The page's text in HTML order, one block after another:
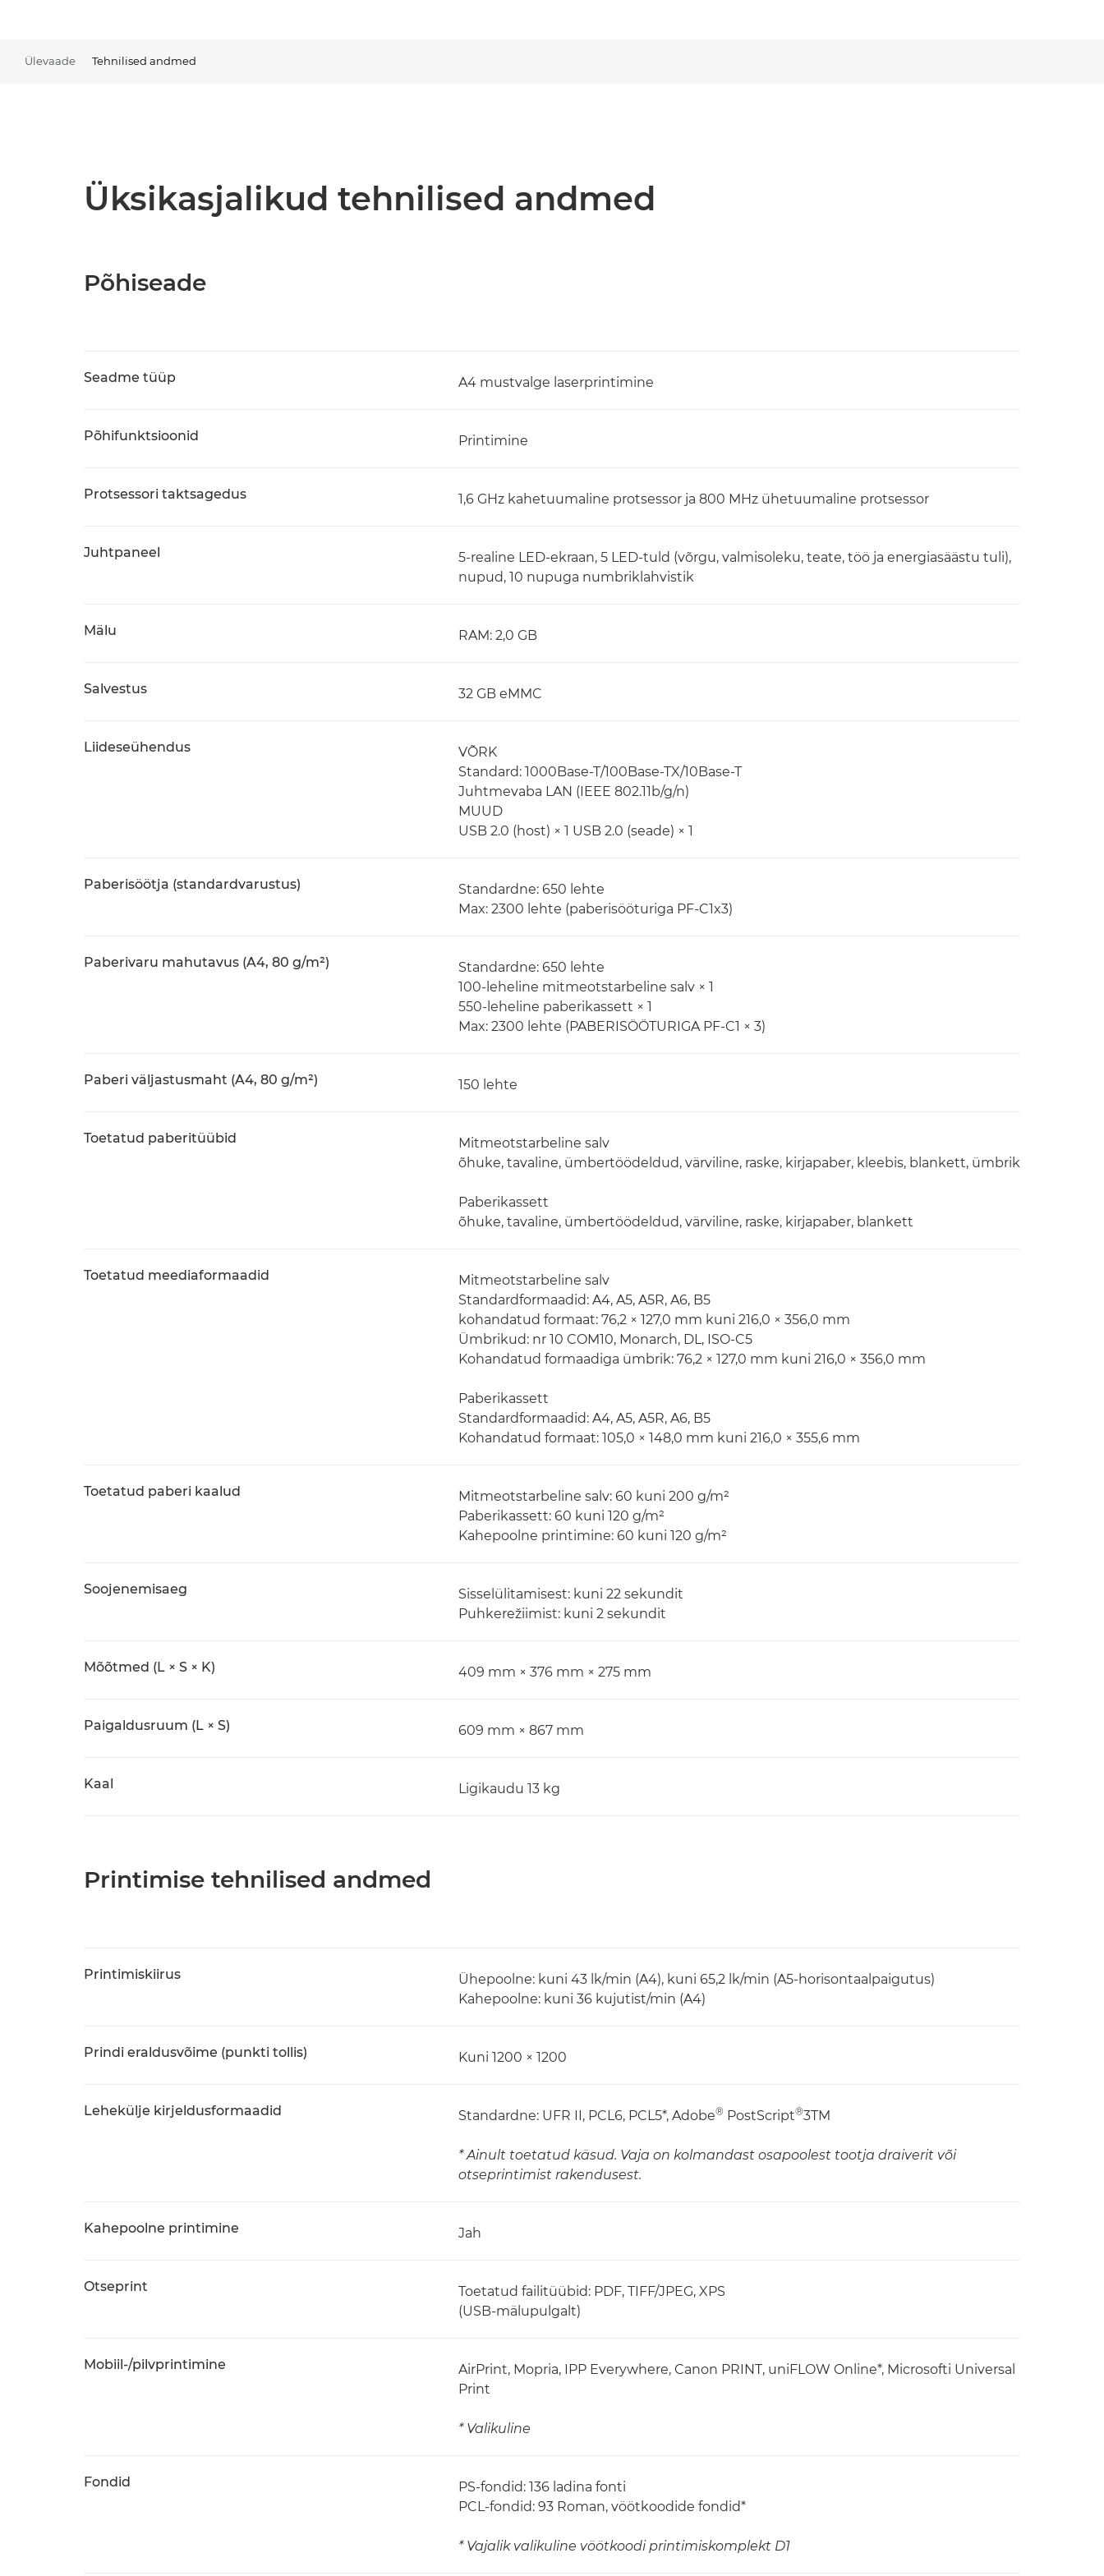
Ülevaade Tehnilised andmed
Üksikasjalikud tehnilised andmed
Põhiseade
Seadme tüüp A4 mustvalge laserprintimine
Põhifunktsioonid Printimine
Protsessori taktsagedus 1,6 GHz kahetuumaline protsessor ja 800 MHz ühetuumaline protsessor
Juhtpaneel
5-realine LED-ekraan, 5 LED-tuld (võrgu, valmisoleku, teate, töö ja energiasäästu tuli),
nupud, 10 nupuga numbriklahvistik
Mälu RAM: 2,0 GB
Salvestus 32 GB eMMC
Liideseühendus
VÕRK
Standard: 1000Base-T/100Base-TX/10Base-T
Juhtmevaba LAN (IEEE 802.11b/g/n)
MUUD
USB 2.0 (host) × 1 USB 2.0 (seade) × 1
Paberisöötja (standardvarustus)
Standardne: 650 lehte
Max: 2300 lehte (paberisööturiga PF-C1x3)
Paberivaru mahutavus (A4, 80 g/m²)
Standardne: 650 lehte
100-leheline mitmeotstarbeline salv × 1
550-leheline paberikassett × 1
Max: 2300 lehte (PABERISÖÖTURIGA PF-C1 × 3)
Paberi väljastusmaht (A4, 80 g/m²) 150 lehte
Toetatud paberitüübid
Mitmeotstarbeline salv
õhuke, tavaline, ümbertöödeldud, värviline, raske, kirjapaber, kleebis, blankett, ümbrik
Paberikassett
õhuke, tavaline, ümbertöödeldud, värviline, raske, kirjapaber, blankett
Toetatud meediaformaadid
Mitmeotstarbeline salv
Standardformaadid: A4, A5, A5R, A6, B5
kohandatud formaat: 76,2 × 127,0 mm kuni 216,0 × 356,0 mm
Ümbrikud: nr 10 COM10, Monarch, DL, ISO-C5
Kohandatud formaadiga ümbrik: 76,2 × 127,0 mm kuni 216,0 × 356,0 mm
Paberikassett
Standardformaadid: A4, A5, A5R, A6, B5
Kohandatud formaat: 105,0 × 148,0 mm kuni 216,0 × 355,6 mm
Toetatud paberi kaalud
Mitmeotstarbeline salv: 60 kuni 200 g/m²
Paberikassett: 60 kuni 120 g/m²
Kahepoolne printimine: 60 kuni 120 g/m²
Soojenemisaeg
Sisselülitamisest: kuni 22 sekundit
Puhkerežiimist: kuni 2 sekundit
Mõõtmed (L × S × K) 409 mm × 376 mm × 275 mm
Paigaldusruum (L × S) 609 mm × 867 mm
Kaal Ligikaudu 13 kg
Printimise tehnilised andmed
Printimiskiirus
Ühepoolne: kuni 43 lk/min (A4), kuni 65,2 lk/min (A5-horisontaalpaigutus)
Kahepoolne: kuni 36 kujutist/min (A4)
Prindi eraldusvõime (punkti tollis) Kuni 1200 × 1200
Lehekülje kirjeldusformaadid Standardne: UFR II, PCL6, PCL5*, Adobe® PostScript®3TM
* Ainult toetatud käsud. Vaja on kolmandast osapoolest tootja draiverit või
otseprintimist rakendusest.
Kahepoolne printimine Jah
Otseprint
Toetatud failitüübid: PDF, TIFF/JPEG, XPS
(USB-mälupulgalt)
Mobiil-/pilvprintimine
AirPrint, Mopria, IPP Everywhere, Canon PRINT, uniFLOW Online*, Microsofti Universal
Print
* Valikuline
Fondid
PS-fondid: 136 ladina fonti
PCL-fondid: 93 Roman, vöötkoodide fondid*
* Vajalik valikuline vöötkoodi printimiskomplekt D1